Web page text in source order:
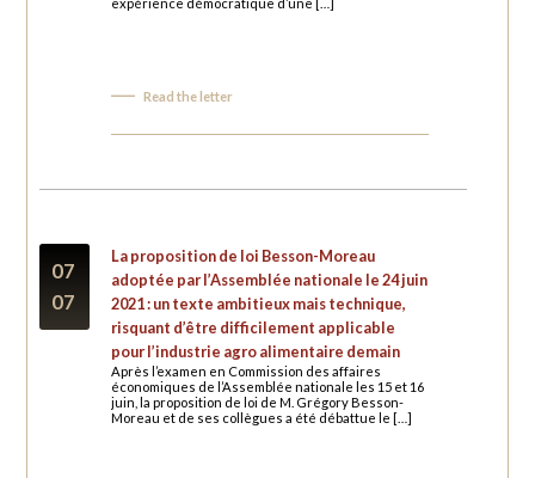
Read the letter
07
07
La proposition de loi Besson-Moreau
adoptée par l’Assemblée nationale le 24 juin
2021 : un texte ambitieux mais technique,
risquant d’être difficilement applicable
pour l’industrie agro alimentaire demain
Après l’examen en Commission des affaires
économiques de l’Assemblée nationale les 15 et 16
juin, la proposition de loi de M. Grégory Besson-
Moreau et de ses collègues a été débattue le […]